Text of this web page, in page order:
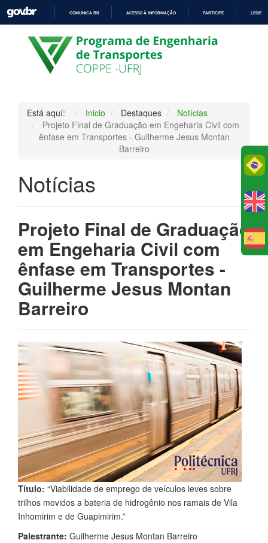
PARA
O
CONTEÚDO
COMUNICA BR ACESSO À INFORMAÇÃO PARTICIPE
Está aquí: Inicio Destaques
Notícias
Projeto Final de Graduação em Engeharia Civil com
ênfase em Transportes - Guilherme Jesus Montan
Barreiro
Notícias
Projeto Final de Graduação
em Engeharia Civil com
ênfase em Transportes -
Guilherme Jesus Montan
Barreiro
Título: “Viabilidade de emprego de veículos leves sobre
trilhos movidos a bateria de hidrogênio nos ramais de Vila
Inhomirim e de Guapimirim.”
Palestrante: Guilherme Jesus Montan Barreiro